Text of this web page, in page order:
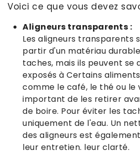
Voici ce que vous devez
Aligneurs transparents :
Les aligneurs transparents
partir d'un matériau
taches, mais ils peuvent se
exposés à Certains
comme le café, le thé ou le
important de les retirer
de boire. Pour éviter les
uniquement de l'eau. Un
des aligneurs est
leur entretien. leur clarté.